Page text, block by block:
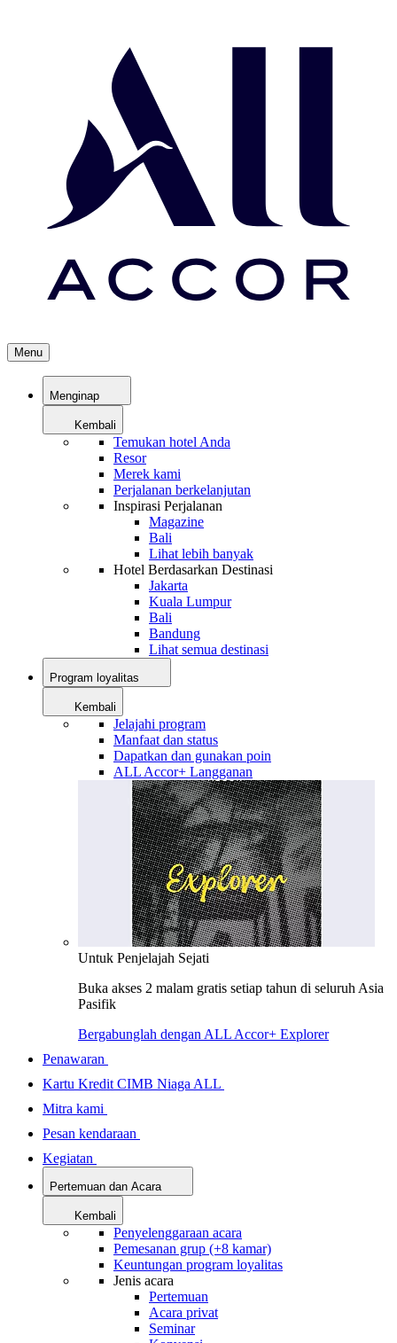
Menu
Menginap
Kembali
Temukan hotel Anda
Resor
Merek kami
Perjalanan berkelanjutan
Inspirasi Perjalanan
Magazine
Bali
Lihat lebih banyak
Hotel Berdasarkan Destinasi
Jakarta
Kuala Lumpur
Bali
Bandung
Lihat semua destinasi
Program loyalitas
Kembali
Jelajahi program
Manfaat dan status
Dapatkan dan gunakan poin
ALL Accor+ Langganan
Untuk Penjelajah Sejati
Buka akses 2 malam gratis setiap tahun di seluruh Asia
Pasifik
Bergabunglah dengan ALL Accor+ Explorer
Penawaran
Kartu Kredit CIMB Niaga ALL
Mitra kami
Pesan kendaraan
Kegiatan
Pertemuan dan Acara
Kembali
Penyelenggaraan acara
Pemesanan grup (+8 kamar)
Keuntungan program loyalitas
Jenis acara
Pertemuan
Acara privat
Seminar